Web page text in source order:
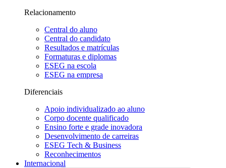
Relacionamento
Central do aluno
Central do candidato
Resultados e matrículas
Formaturas e diplomas
ESEG na escola
ESEG na empresa
Diferenciais
Apoio individualizado ao aluno
Corpo docente qualificado
Ensino forte e grade inovadora
Desenvolvimento de carreiras
ESEG Tech & Business
Reconhecimentos
Internacional